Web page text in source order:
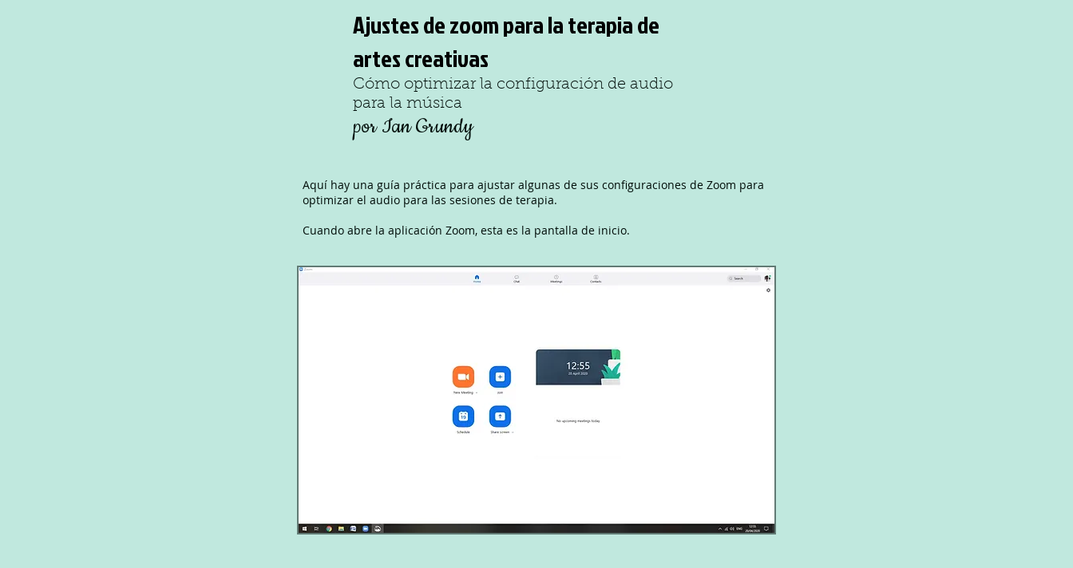
Ajustes de zoom para la terapia de
artes creativas
Cómo optimizar la configuración de audio
para la música
por Ian Grundy
Aquí hay una guía práctica para ajustar algunas de sus configuraciones de Zoom para
optimizar el audio para las sesiones de terapia.
Cuando abre la aplicación Zoom, esta es la pantalla de inicio.